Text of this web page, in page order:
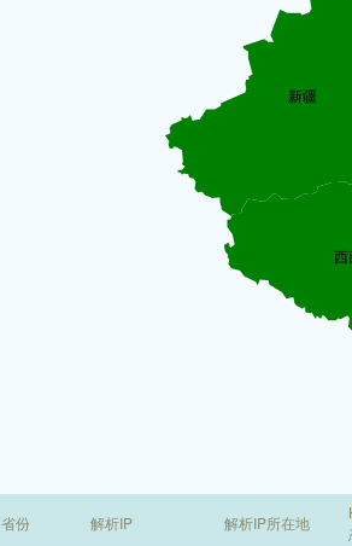
省份 解析IP 解析IP所在地